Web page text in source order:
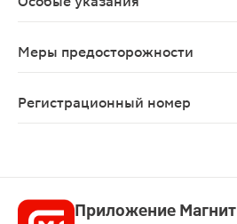
Меры предосторожности
Регистрационный номер
Приложение Магнит